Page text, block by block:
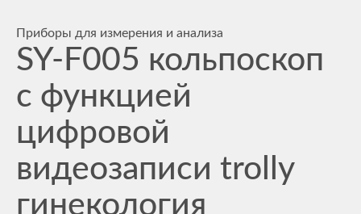
Приборы для измерения и анализа
SY-F005 кольпоскоп
с функцией
цифровой
видеозаписи trolly
гинекология